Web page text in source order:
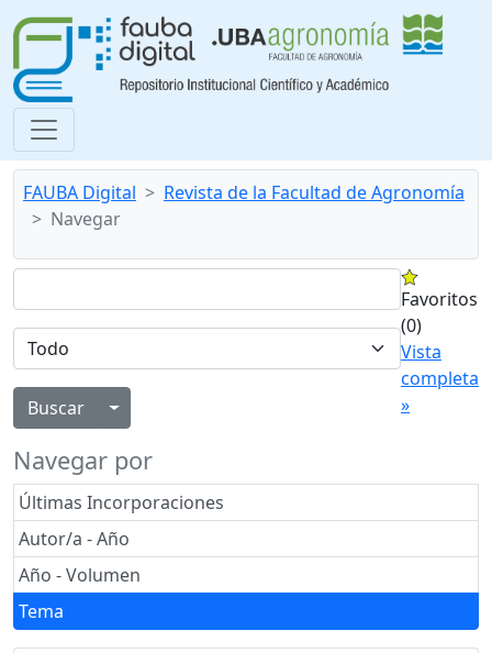
FAUBA Digital
Revista de la Facultad de Agronomía
Navegar
Alternar menú desplegable
Favoritos
(0)
Vista
completa
»
Navegar por
Últimas Incorporaciones
Autor/a - Año
Año - Volumen
Tema